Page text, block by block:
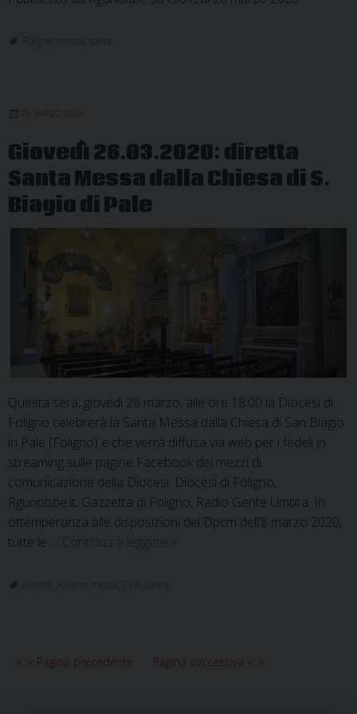
Foligno messa santa
26 MARZO 2020
Giovedì 26.03.2020: diretta
Santa Messa dalla Chiesa di S.
Biagio di Pale
Questa sera, giovedì 26 marzo, alle ore 18.00 la Diocesi di
Foligno celebrerà la Santa Messa dalla Chiesa di San Biagio
in Pale (Foligno) e che verrà diffusa via web per i fedeli in
streaming sulle pagine Facebook dei mezzi di
comunicazione della Diocesi: Diocesi di Foligno,
Rgunotizie.it, Gazzetta di Foligno, Radio Gente Umbra. In
ottemperanza alle disposizioni del Dpcm dell’8 marzo 2020,
tutte le … Continua a leggere Giovedì
Chiesa
»
diretta Foligno messa Pale santa
« Pagina precedente Pagina successiva »